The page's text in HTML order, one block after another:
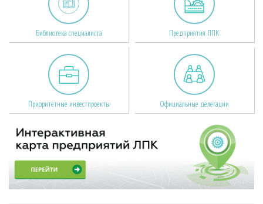
Библиотека специалиста Предприятия ЛПК
Приоритетные инвестпроекты Официальные делегации